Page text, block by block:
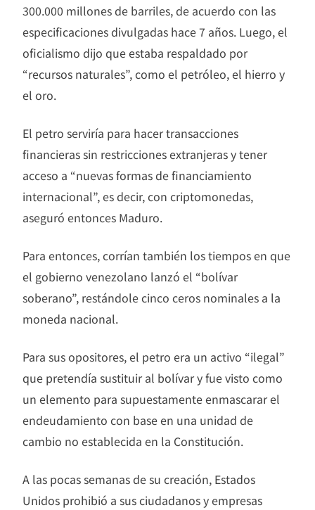
300.000 millones de barriles, de acuerdo con las
especificaciones divulgadas hace 7 años. Luego, el
oficialismo dijo que estaba respaldado por
“recursos naturales”, como el petróleo, el hierro y
el oro.
El petro serviría para hacer transacciones
financieras sin restricciones extranjeras y tener
acceso a “nuevas formas de financiamiento
internacional”, es decir, con criptomonedas,
aseguró entonces Maduro.
Para entonces, corrían también los tiempos en que
el gobierno venezolano lanzó el “bolívar
soberano”, restándole cinco ceros nominales a la
moneda nacional.
Para sus opositores, el petro era un activo “ilegal”
que pretendía sustituir al bolívar y fue visto como
un elemento para supuestamente enmascarar el
endeudamiento con base en una unidad de
cambio no establecida en la Constitución.
A las pocas semanas de su creación, Estados
Unidos prohibió a sus ciudadanos y empresas